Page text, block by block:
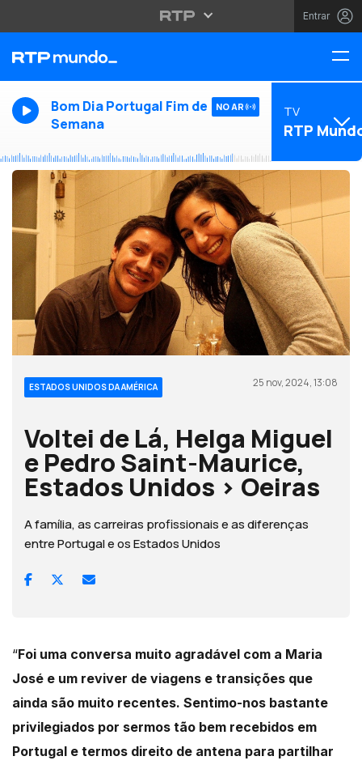
Entrar
Bom Dia Portugal Fim de
Semana
NO AR TV
RTP
ESTADOS UNIDOS DA AMÉRICA 25 nov, 2024, 13:08
Voltei de Lá, Helga Miguel
e Pedro Saint-Maurice,
Estados Unidos > Oeiras
A família, as carreiras profissionais e as diferenças
entre Portugal e os Estados Unidos
“Foi uma conversa muito agradável com a Maria
José e um reviver de viagens e transições que
ainda são muito recentes. Sentimo-nos bastante
privilegiados por sermos tão bem recebidos em
Portugal e termos direito de antena para partilhar